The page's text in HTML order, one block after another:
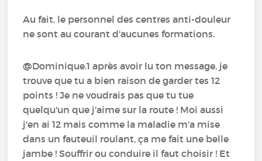
Au fait, le personnel des centres anti-douleur
ne sont au courant d'aucunes formations.
@Dominique.1 après avoir lu ton message, je
trouve que tu a bien raison de garder tes 12
points ! Je ne voudrais pas que tu tue
quelqu'un que j'aime sur la route ! Moi aussi
j'en ai 12 mais comme la maladie m'a mise
dans un fauteuil roulant, ça me fait une belle
jambe ! Souffrir ou conduire il faut choisir ! Et